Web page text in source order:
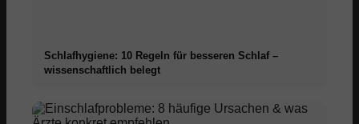
Schlafhygiene: 10 Regeln für besseren Schlaf –
wissenschaftlich belegt